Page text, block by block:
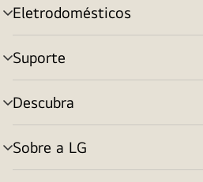
Eletrodomésticos
alternar
menu
Suporte
alternar
menu
Descubra
alternar
menu
Sobre a LG
alternar
menu